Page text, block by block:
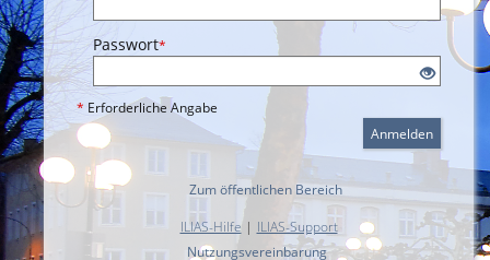
Passwort*
* Erforderliche Angabe
Anmelden
Zum öffentlichen Bereich
ILIAS-Hilfe| ILIAS-Support
Nutzungsvereinbarung